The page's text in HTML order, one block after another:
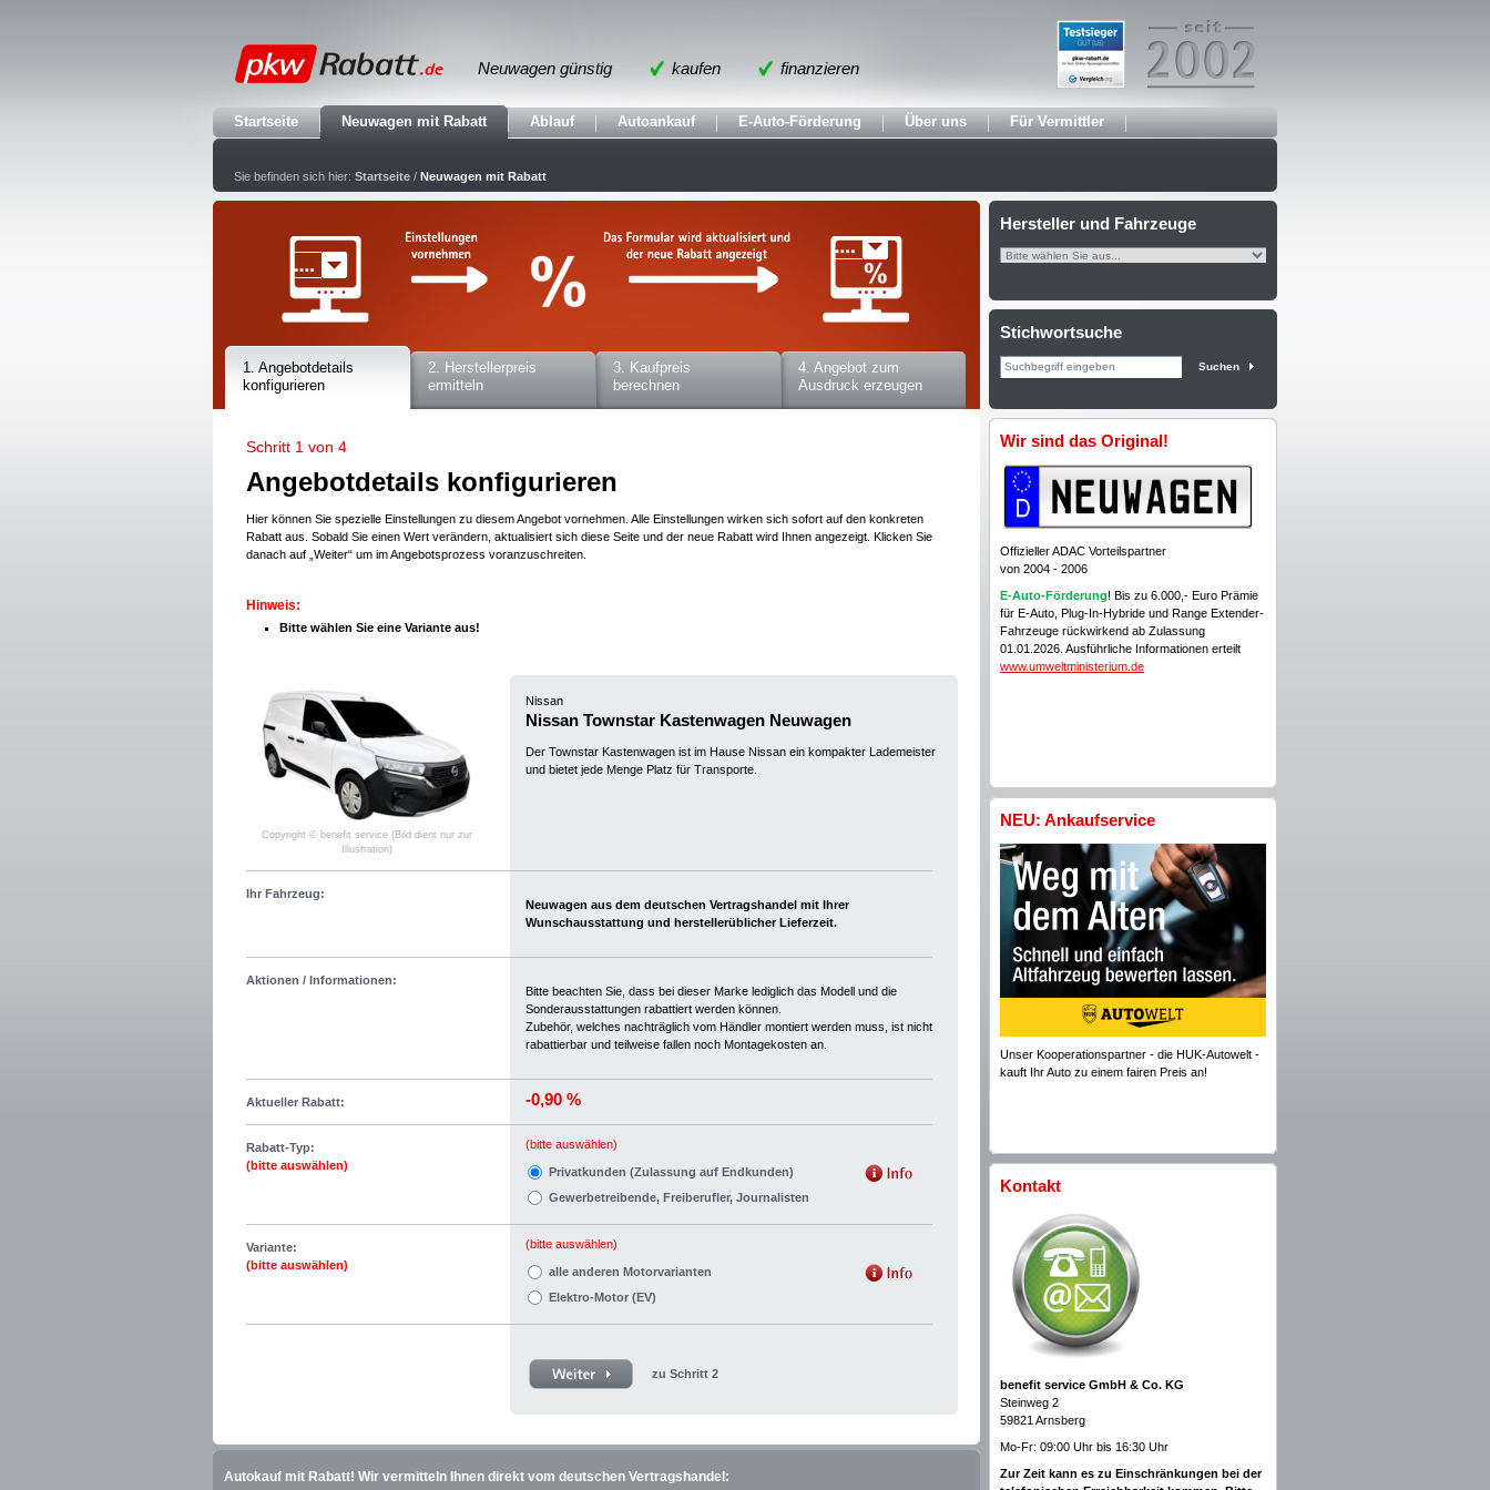
Neuwagen günstig kaufen finanzieren
Startseite Neuwagen mit Rabatt Ablauf Autoankauf E-Auto-Förderung Über uns Für Vermittler
Sie befinden sich hier: Startseite / Neuwagen mit Rabatt
1. Angebotdetails
konfigurieren
2. Herstellerpreis
ermitteln
3. Kaufpreis
berechnen
4. Angebot zum
Ausdruck erzeugen
Schritt 1 von 4
Angebotdetails konfigurieren
Hier können Sie spezielle Einstellungen zu diesem Angebot vornehmen. Alle Einstellungen wirken sich sofort auf den konkreten
Rabatt aus. Sobald Sie einen Wert verändern, aktualisiert sich diese Seite und der neue Rabatt wird Ihnen angezeigt. Klicken Sie
danach auf „Weiter“ um im Angebotsprozess voranzuschreiten.
Hinweis:
Bitte wählen Sie eine Variante aus!
Copyright © benefit service (Bild dient nur zur
Illustration)
Nissan
Nissan Townstar Kastenwagen Neuwagen
Der Townstar Kastenwagen ist im Hause Nissan ein kompakter Lademeister
und bietet jede Menge Platz für Transporte.
Ihr Fahrzeug:
Neuwagen aus dem deutschen Vertragshandel mit Ihrer
Wunschausstattung und herstellerüblicher Lieferzeit.
Aktionen / Informationen:
Bitte beachten Sie, dass bei dieser Marke lediglich das Modell und die
Sonderausstattungen rabattiert werden können.
Zubehör, welches nachträglich vom Händler montiert werden muss, ist nicht
rabattierbar und teilweise fallen noch Montagekosten an.
Aktueller Rabatt: -0,90 %
Rabatt-Typ:
(bitte auswählen)
(bitte auswählen)
Privatkunden (Zulassung auf Endkunden)
Gewerbetreibende, Freiberufler, Journalisten
Variante:
(bitte auswählen)
(bitte auswählen)
alle anderen Motorvarianten
Elektro-Motor (EV)
zu Schritt 2
Autokauf mit Rabatt! Wir vermitteln Ihnen direkt vom deutschen Vertragshandel:
Hersteller und Fahrzeuge
Stichwortsuche
Suchen
Wir sind das Original!
Offizieller ADAC Vorteilspartner
von 2004 - 2006
E-Auto-Förderung! Bis zu 6.000,- Euro Prämie
für E-Auto, Plug-In-Hybride und Range Extender-
Fahrzeuge rückwirkend ab Zulassung
01.01.2026. Ausführliche Informationen erteilt
www.umweltministerium.de
NEU: Ankaufservice
Unser Kooperationspartner - die HUK-Autowelt -
kauft Ihr Auto zu einem fairen Preis an!
Kontakt
benefit service GmbH & Co. KG
Steinweg 2
59821 Arnsberg
Mo-Fr: 09:00 Uhr bis 16:30 Uhr
Zur Zeit kann es zu Einschränkungen bei der